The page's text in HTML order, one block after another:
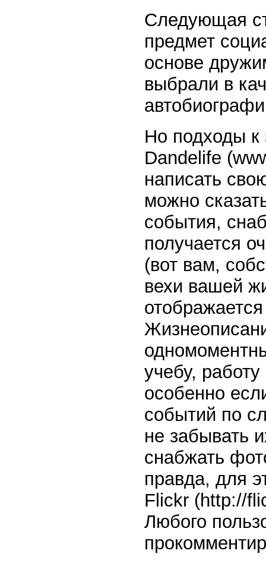
Следующая
предмет
основе
выбрали в
Но подходы к
Dandelife
написать
можно
события,
получается
(вот вам,
вехи вашей
учебу,
особенно
событий по
не забывать
снабжать
правда, для
Flickr (http://
Любого